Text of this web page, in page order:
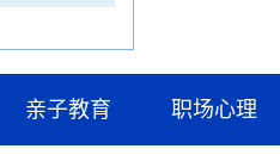
亲子教育 职场心理